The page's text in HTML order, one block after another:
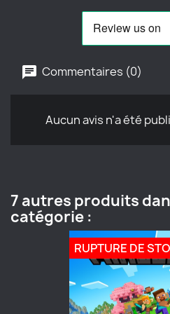
Commentaires (0)
Aucun avis n'a été
7 autres produits
catégorie :
RUPTURE DE